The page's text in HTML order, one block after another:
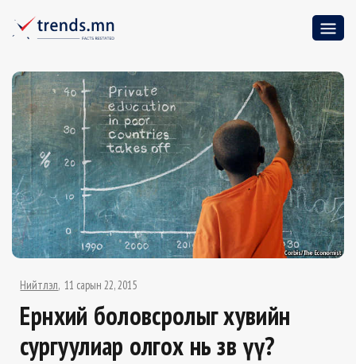
Нийтлэл 11 сарын 22, 2015
Ерөнхий боловсролыг хувийн
сургуулиар олгох нь зөв үү?